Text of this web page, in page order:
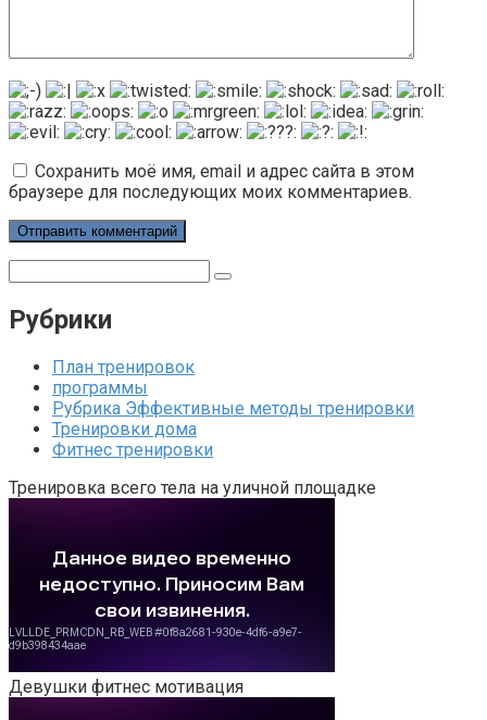
Сохранить моё имя, email и адрес сайта в этом
браузере для последующих моих комментариев.
Рубрики
План тренировок
программы
Рубрика Эффективные методы тренировки
Тренировки дома
Фитнес тренировки
Тренировка всего тела на уличной площадке
Девушки фитнес мотивация